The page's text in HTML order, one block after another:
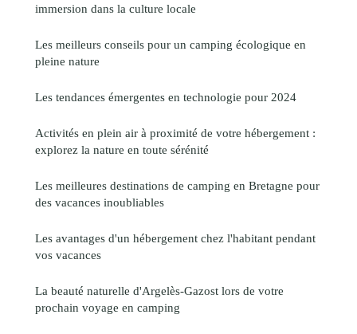
immersion dans la culture locale
Les meilleurs conseils pour un camping écologique en
pleine nature
Les tendances émergentes en technologie pour 2024
Activités en plein air à proximité de votre hébergement :
explorez la nature en toute sérénité
Les meilleures destinations de camping en Bretagne pour
des vacances inoubliables
Les avantages d'un hébergement chez l'habitant pendant
vos vacances
La beauté naturelle d'Argelès-Gazost lors de votre
prochain voyage en camping